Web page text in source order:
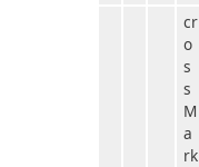
cr
o
s
s
M
a
rk